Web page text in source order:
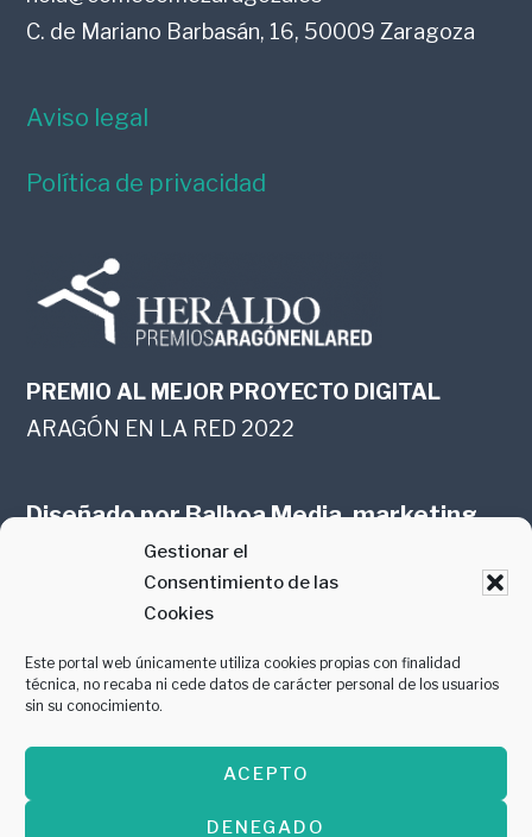
Gestionar el
Consentimiento de las
Cookies
Este portal web únicamente utiliza cookies propias con finalidad
técnica, no recaba ni cede datos de carácter personal de los usuarios
sin su conocimiento.
ACEPTO
DENEGADO
C. de Mariano Barbasán, 16, 50009 Zaragoza
Aviso legal
Política de privacidad
PREMIO AL MEJOR PROYECTO DIGITAL
ARAGÓN EN LA RED 2022
Diseñado porBalboa Media, marketing
online en Zaragoza
PREMIO AL MEJOR CONTENIDO
GASTROMANÍA 2018